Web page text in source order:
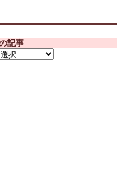
記事